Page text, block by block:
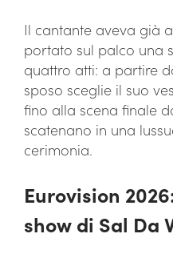
Il cantante aveva già
portato sul palco una
quattro atti: a partire
sposo sceglie il suo
fino alla scena finale
scatenano in una
cerimonia.
Eurovision
show di Sal Da